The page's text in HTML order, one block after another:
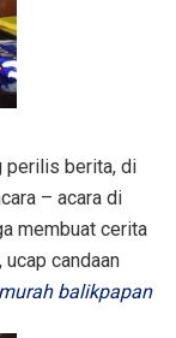
perilis berita, di
– acara di
membuat cerita
candaan
balikpapan